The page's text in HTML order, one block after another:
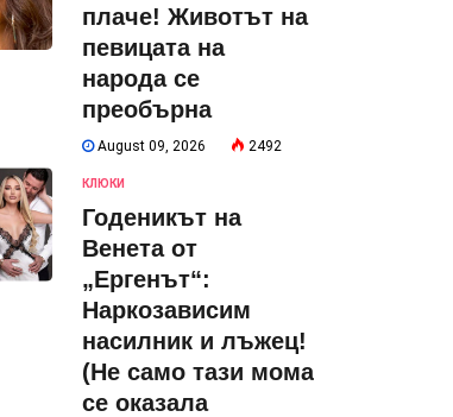
плаче! Животът на
певицата на
народа се
преобърна
August 09, 2026 2492
КЛЮКИ
Годеникът на
Венета от
„Ергенът“:
Наркозависим
насилник и лъжец!
(Не само тази мома
се оказала